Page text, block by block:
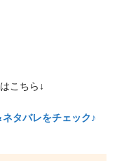
こちら↓
タバレをチェック♪